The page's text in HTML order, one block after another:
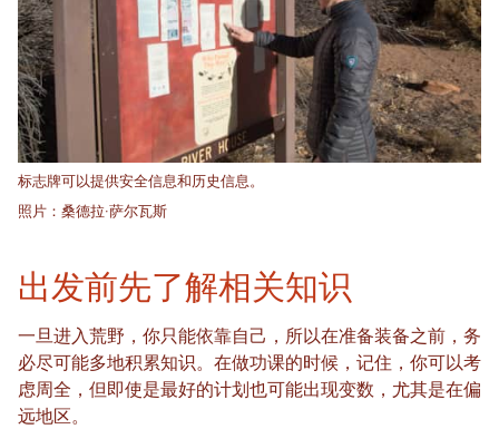
标志牌可以提供安全信息和历史信息。
照片：桑德拉·萨尔瓦斯
出发前先了解相关知识
一旦进入荒野，你只能依靠自己，所以在准备装备之前，务
必尽可能多地积累知识。在做功课的时候，记住，你可以考
虑周全，但即使是最好的计划也可能出现变数，尤其是在偏
远地区。